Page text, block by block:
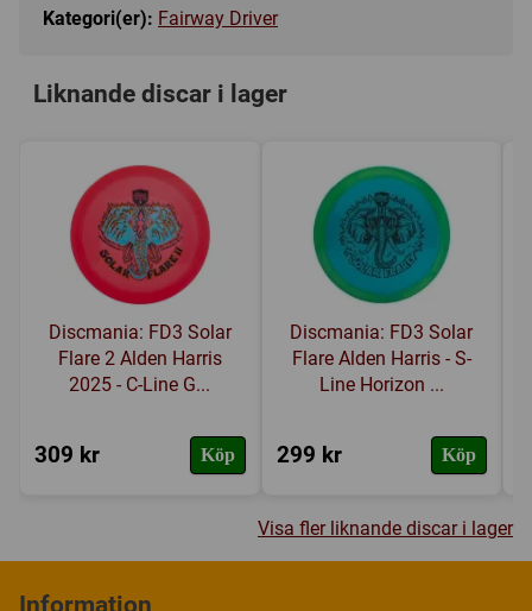
Kategori(er): Fairway Driver
Liknande discar i lager
Discmania: FD3 Solar
Flare 2 Alden Harris
2025 - C-Line G...
309 kr Köp
Discmania: FD3 Solar
Flare Alden Harris - S-
Line Horizon ...
299 kr Köp
Visa fler liknande discar i lager
Information